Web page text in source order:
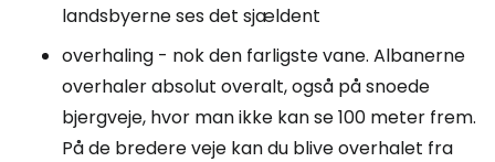
landsbyerne ses det sjældent
overhaling - nok den farligste vane. Albanerne
overhaler absolut overalt, også på snoede
bjergveje, hvor man ikke kan se 100 meter frem.
På de bredere veje kan du blive overhalet fra